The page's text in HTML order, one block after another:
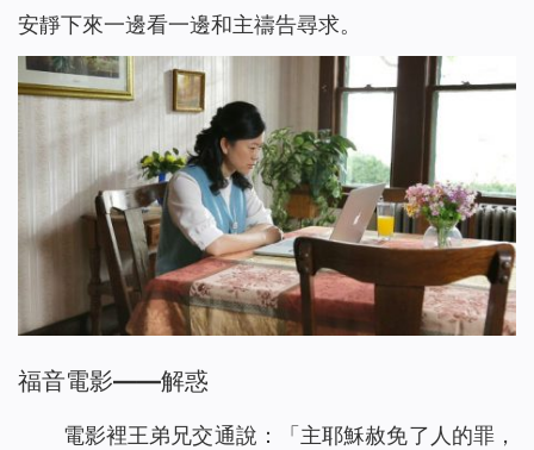
安靜下來一邊看一邊和主禱告尋求。
福音電影——解惑
電影裡王弟兄交通說：「主耶穌赦免了人的罪，